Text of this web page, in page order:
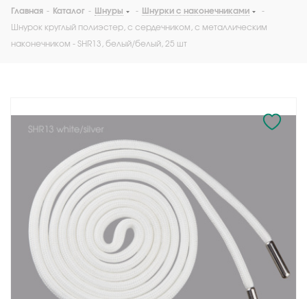
Главная - Каталог - Шнуры - Шнурки с наконечниками
-
Шнурок круглый полиэстер, с сердечником, с металлическим
наконечником - SHR13, белый/белый, 25 шт